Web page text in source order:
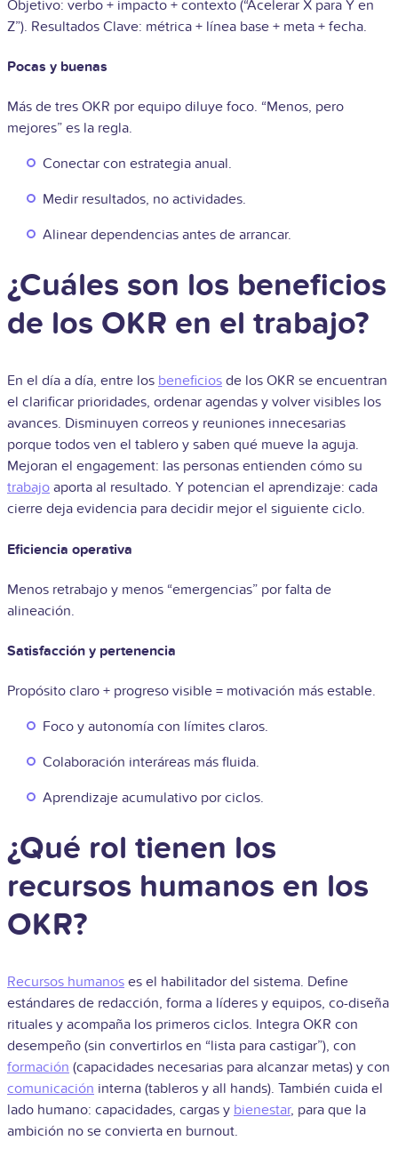
Objetivo: verbo + impacto + contexto (“Acelerar X para Y en
Z”). Resultados Clave: métrica + línea base + meta + fecha.
Pocas y buenas
Más de tres OKR por equipo diluye foco. “Menos, pero
mejores” es la regla.
Conectar con estrategia anual.
Medir resultados, no actividades.
Alinear dependencias antes de arrancar.
¿Cuáles son los beneficios
de los OKR en el trabajo?
En el día a día, entre los beneficios de los OKR se encuentran
el clarificar prioridades, ordenar agendas y volver visibles los
avances. Disminuyen correos y reuniones innecesarias
porque todos ven el tablero y saben qué mueve la aguja.
Mejoran el engagement: las personas entienden cómo su
trabajo aporta al resultado. Y potencian el aprendizaje: cada
cierre deja evidencia para decidir mejor el siguiente ciclo.
Eficiencia operativa
Menos retrabajo y menos “emergencias” por falta de
alineación.
Satisfacción y pertenencia
Propósito claro + progreso visible = motivación más estable.
Foco y autonomía con límites claros.
Colaboración interáreas más fluida.
Aprendizaje acumulativo por ciclos.
¿Qué rol tienen los
recursos humanos en los
OKR?
Recursos humanos es el habilitador del sistema. Define
estándares de redacción, forma a líderes y equipos, co-diseña
rituales y acompaña los primeros ciclos. Integra OKR con
desempeño (sin convertirlos en “lista para castigar”), con
formación (capacidades necesarias para alcanzar metas) y con
comunicación interna (tableros y all hands). También cuida el
lado humano: capacidades, cargas y bienestar, para que la
ambición no se convierta en burnout.